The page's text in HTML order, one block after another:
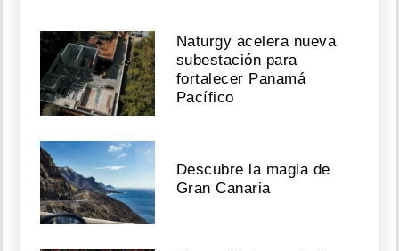
Naturgy acelera nueva
subestación para
fortalecer Panamá
Pacífico
Descubre la magia de
Gran Canaria